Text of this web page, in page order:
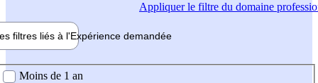
Appliquerle filtre du domaine
filtres liés à l'Expérience demandée
demandée
Moins de 1 an